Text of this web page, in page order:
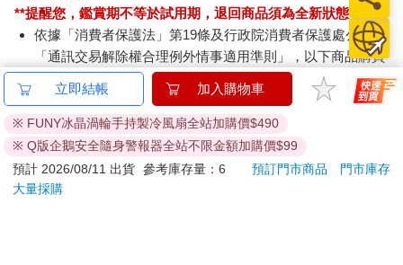
我可以告訴你，當我在寫《釋論》的時候，啊，那可是一種狂喜
的經驗。我完全不想被打攪，不想發生任何中斷。那種全然忘我
的感受，僅僅次於禪定。而我非要到了那全然忘我的境地，才算
是真正在寫作，否則就只是在掙扎，在苦做而已。一旦寫完了，
我不會去閱讀它，不會去做任何改動。我直接把文稿交給編輯去
閱讀，更正，加個逗點，除去分節號等等。當它被整理好了，送
回到我面前，我會把它先擱在一邊。老實說，有時候我覺得去讀
重新去學習、去記憶它的內容。任何我寫的書或文章，假如你抽
出其中一段文字來問我、考我，我是答不上來的。因為我已經不
**提醒您，鑑賞期不等於試用期，退回商品須為全新狀態**
依據「消費者保護法」第19條及行政院消費者保護處公告之
「通訊交易解除權合理例外情事適用準則」，以下商品購買
後，除商品本身有瑕疵外，將不提供7天的猶豫期：
易於腐敗、保存期限較短或解約時即將逾期。（如：生
鮮食品）
依消費者要求所為之客製化給付。（客製化商品）
報紙、期刊或雜誌。（含MOOK、外文雜誌）
經消費者拆封之影音商品或電腦軟體。
立即結帳 加入購物車
※ FUNY冰晶渦輪手持製冷風扇全站加購價$490
※ Q版企鵝安全隨身警報器全站不限金額加購價$99
預計 2026/08/11 出貨 參考庫存量：6 預訂門市商品
門市庫存
大量採購